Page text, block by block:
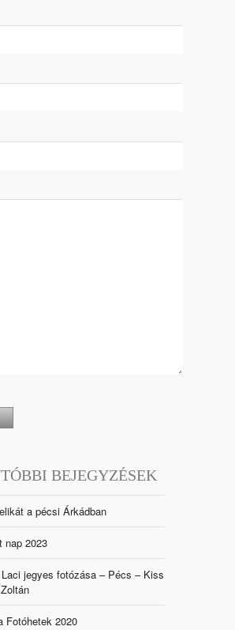
BEJEGYZÉSEK
a pécsi Árkádban
nap 2023
jegyes fotózása – Pécs – Kiss
Zoltán
Fotóhetek 2020